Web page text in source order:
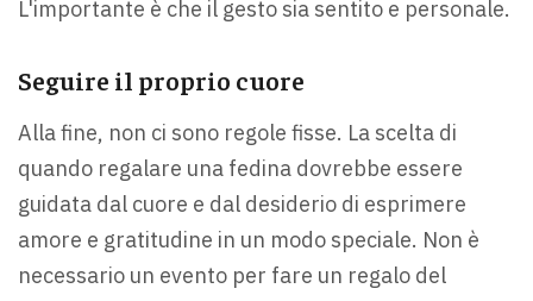
L'importante è che il gesto sia sentito e personale.
Seguire il proprio cuore
Alla fine, non ci sono regole fisse. La scelta di
quando regalare una fedina dovrebbe essere
guidata dal cuore e dal desiderio di esprimere
amore e gratitudine in un modo speciale. Non è
necessario un evento per fare un regalo del